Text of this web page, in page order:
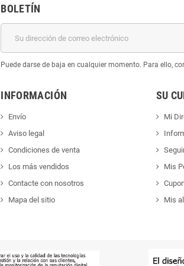
BOLETÍN
Puede darse de baja en cualquier momento. Para ello,
INFORMACIÓN
Envío
Aviso legal
Condiciones de venta
Los más vendidos
Contacte con nosotros
Mapa del sitio
SU
Mi
Mis
Mis